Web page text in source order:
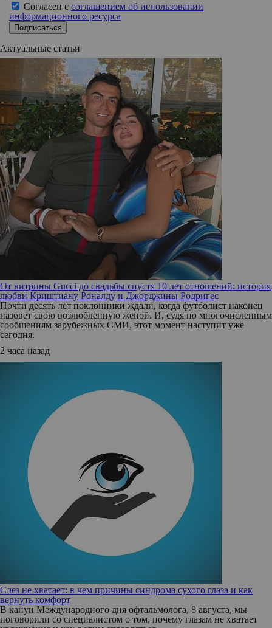
Согласен с соглашением об использовании
информационного ресурса
Подписаться
Актуальные статьи
От витрины Gucci до свадьбы спустя 10 лет отношений: история
любви Криштиану Роналду и Джорджины Родригес
Почти десять лет поклонники ждали, когда футболист наконец
назовет свою возлюбленную женой. И, судя по многочисленным
сообщениям зарубежных СМИ, этот момент наступит уже
сегодня.
2 часа назад
Слез не хватает: в чем причины синдрома сухого глаза и как
вернуть комфорт
В канун Международного дня офтальмолога, 8 августа, мы
поговорили со специалистом о том, почему глазам не хватает